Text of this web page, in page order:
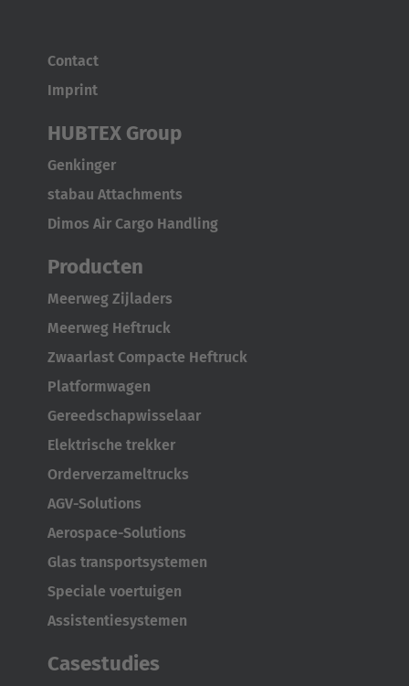
España
Español
France
Français
Great Britain
Italia
Italiano
Luxembourg
Français Deutsch
Nederland
Nederlands
Österreich
Deutsch
Polska
Polski
Türkiye
Contact
Imprint
HUBTEX Group
Genkinger
stabau Attachments
Dimos Air Cargo Handling
Producten
Meerweg Zijladers
Meerweg Heftruck
Zwaarlast Compacte Heftruck
Platformwagen
Gereedschapwisselaar
Elektrische trekker
Orderverzameltrucks
AGV-Solutions
Aerospace-Solutions
Glas transportsystemen
Speciale voertuigen
Assistentiesystemen
Casestudies